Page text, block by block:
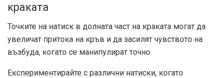
краката
Точките на натиск в долната част на краката могат да
увеличат притока на кръв и да засилят чувството на
възбуда, когато се манипулират точно.
Експериментирайте с различни натиски, когато